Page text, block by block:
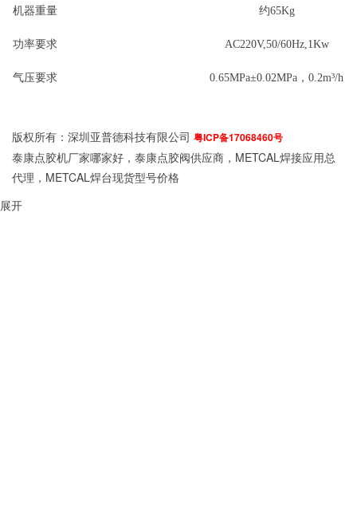
机器重量 约65Kg
功率要求 AC220V,50/60Hz,1Kw
气压要求 0.65MPa±0.02MPa，0.2m³/h
版权所有：深圳亚普德科技有限公司 粤ICP备17068460号
泰康点胶机厂家哪家好，泰康点胶阀供应商，METCAL焊接应用总
代理，METCAL焊台现货型号价格
展开